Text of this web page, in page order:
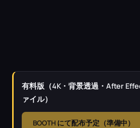
有料版（4K・背景透過・After
ァイル）
BOOTH にて配布予定（準備中）